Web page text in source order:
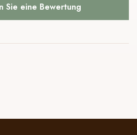
Sie eine Bewertung